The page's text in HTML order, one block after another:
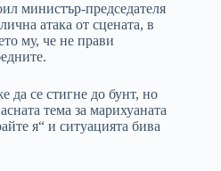
министър-председателя
атака от сцената, в
му, че не прави
да се стигне до бунт, но
тема за марихуаната
я“ и ситуацията бива